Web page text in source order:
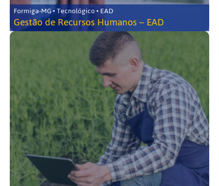
Formiga-MG • Tecnológico • EAD
Gestão de Recursos Humanos – EAD